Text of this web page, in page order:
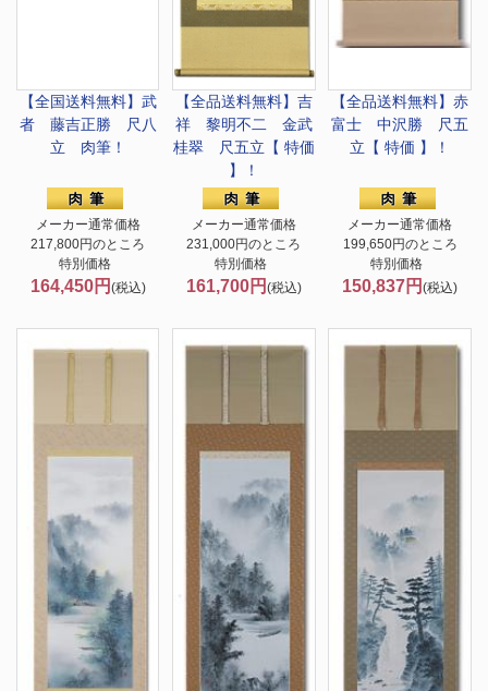
【全国送料無料】 武
者 藤吉正勝 尺八
立 肉筆！
メーカー通常価格
217,800円のところ
特別価格
164,450円 (税込)
【全品送料無料】 吉
祥 黎明不二 金武
桂翠 尺五立【 特価
】！
メーカー通常価格
231,000円のところ
特別価格
161,700円 (税込)
【全品送料無料】赤
富士 中沢勝 尺五
立【 特価 】！
メーカー通常価格
199,650円のところ
特別価格
150,837円(税込)